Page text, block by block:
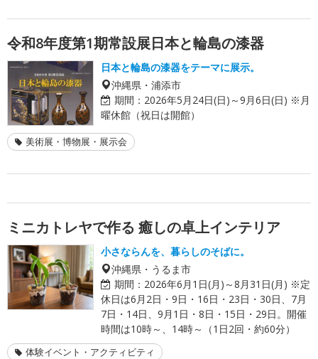
令和8年度第1期常設展日本と輪島の漆器
日本と輪島の漆器をテーマに展示。
沖縄県・浦添市
期間： 2026年5月24日(日)～9月6日(日) ※月
曜休館（祝日は開館）
美術展・博物展・展示会
ミニカトレヤで作る 癒しの卓上インテリア
小さならんを、暮らしのそばに。
沖縄県・うるま市
期間： 2026年6月1日(月)～8月31日(月) ※定
休日は6月2日・9日・16日・23日・30日、7月
7日・14日、9月1日・8日・15日・29日。開催
時間は10時～、14時～（1日2回・約60分）
体験イベント・アクティビティ